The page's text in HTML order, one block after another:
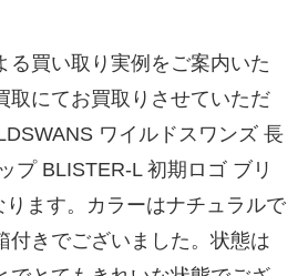
る買い取り実例をご案内いた
取にてお買取りさせていただ
ワイルドスワンズ 長
プ BLISTER-L 初期ロゴ ブリ
ります。カラーはナチュラルで
付きでございました。状態は